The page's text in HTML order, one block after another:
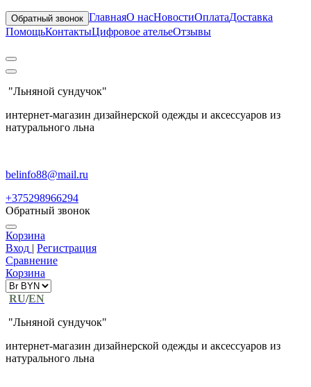
Обратный звонок ГлавнаяО насНовостиОплатаДоставка
ПомощьКонтактыЦифровое ательеОтзывы
"Льняной сундучок"
интернет-магазин дизайнерской одежды и аксессуаров из
натурального льна
belinfo88@mail.ru
+375298966294
Обратный звонок
Корзина
Вход | Регистрация
Сравнение
Корзина
RU/EN
"Льняной сундучок"
интернет-магазин дизайнерской одежды и аксессуаров из
натурального льна